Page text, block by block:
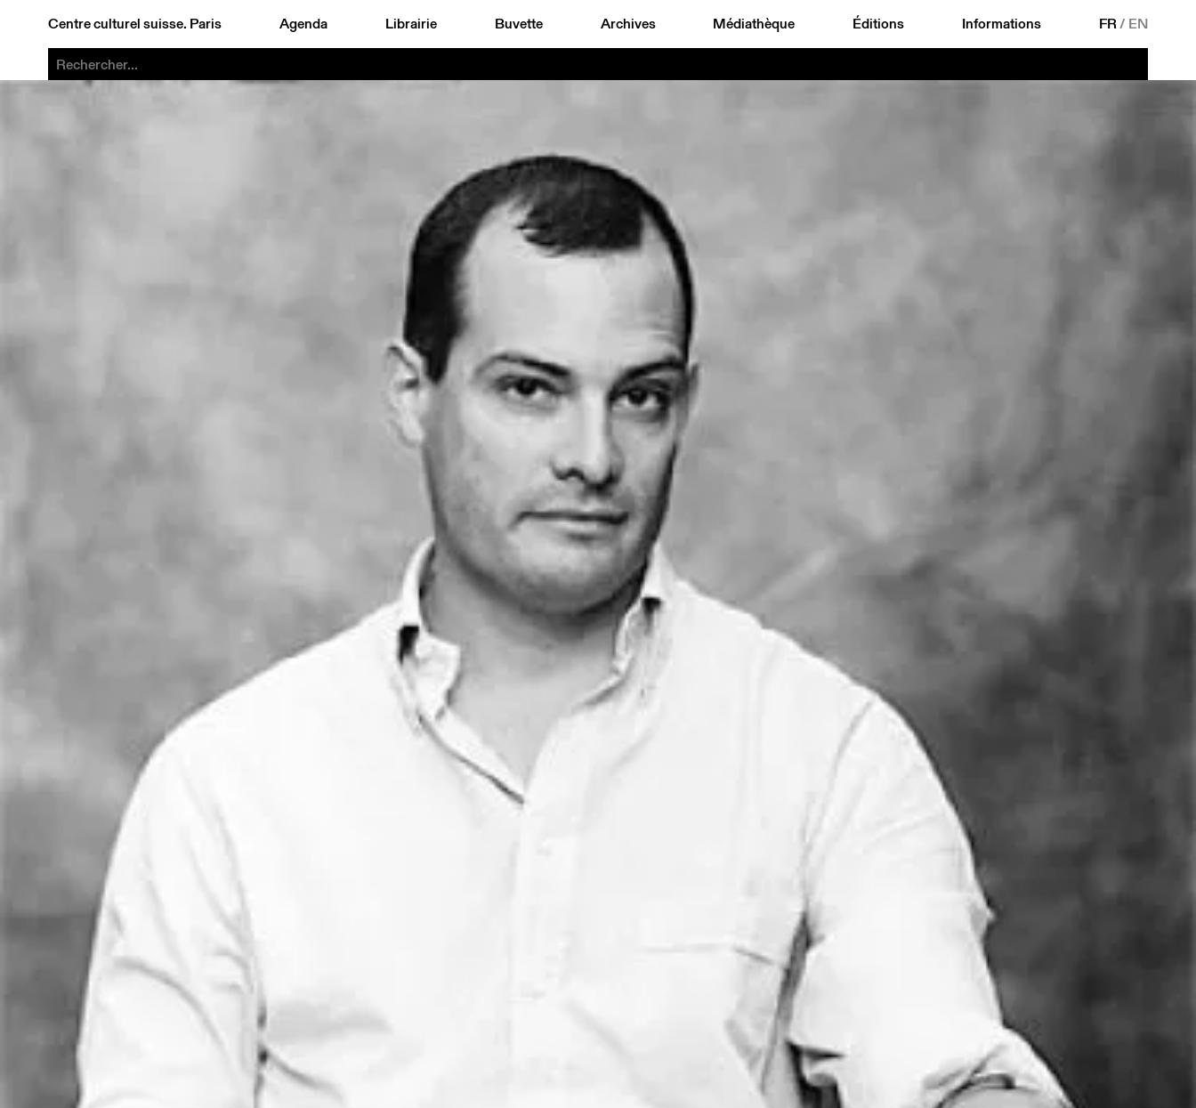
Centre culturel suisse. Paris Agenda Librairie Buvette Archives Médiathèque Éditions Informations FR/ EN